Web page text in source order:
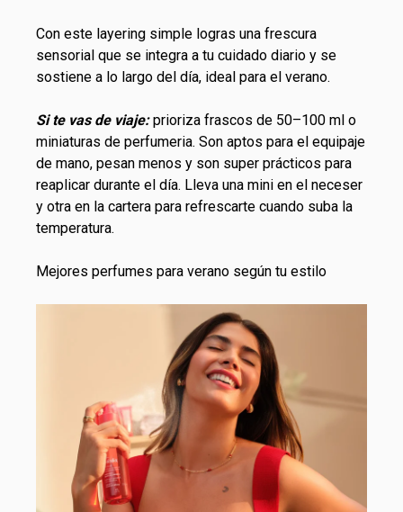
Con este layering simple logras una frescura
sensorial que se integra a tu cuidado diario y se
sostiene a lo largo del día, ideal para el verano.
Si te vas de viaje:prioriza frascos de 50–100 ml o
miniaturas de perfumeria. Son aptos para el equipaje
de mano, pesan menos y son super prácticos para
reaplicar durante el día. Lleva una mini en el neceser
y otra en la cartera para refrescarte cuando suba la
temperatura.
Mejores perfumes para verano según tu estilo